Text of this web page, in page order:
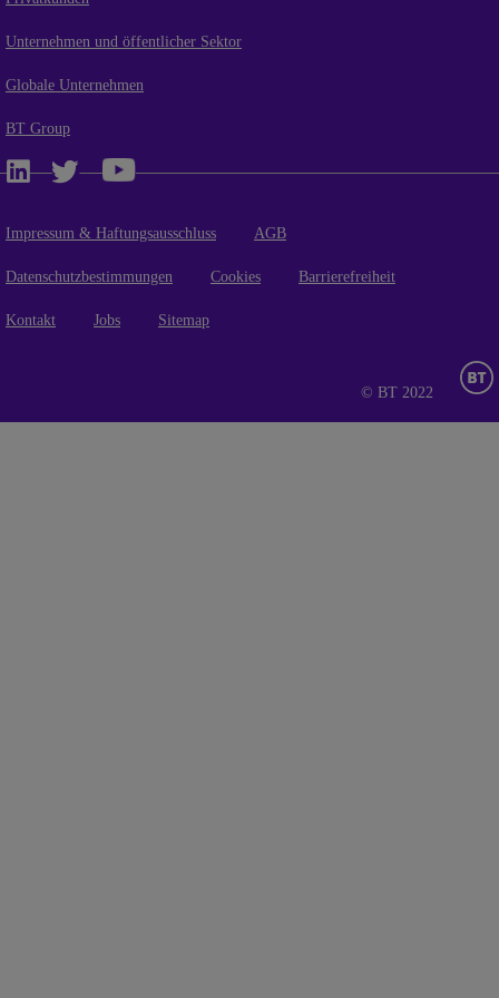
Unternehmen und öffentlicher Sektor
Globale Unternehmen
BT Group
Impressum & Haftungsausschluss AGB
Datenschutzbestimmungen Cookies Barrierefreiheit
Kontakt Jobs Sitemap
© BT 2022